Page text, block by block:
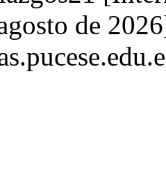
de